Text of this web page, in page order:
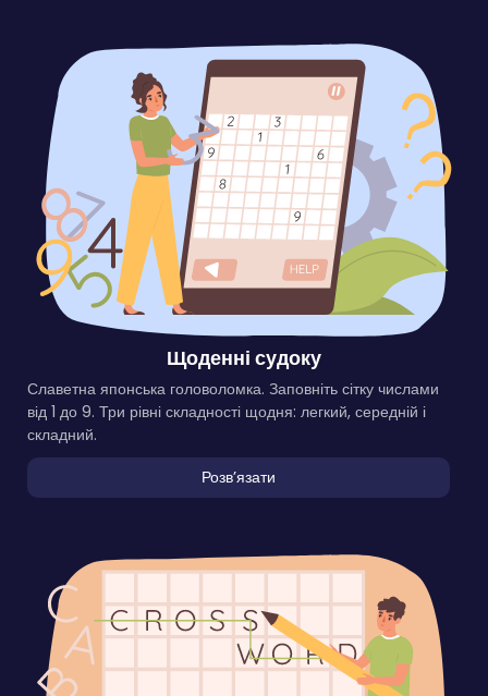
Щоденні судоку
Славетна японська головоломка. Заповніть сітку числами
від 1 до 9. Три рівні складності щодня: легкий, середній і
складний.
Розвʼязати